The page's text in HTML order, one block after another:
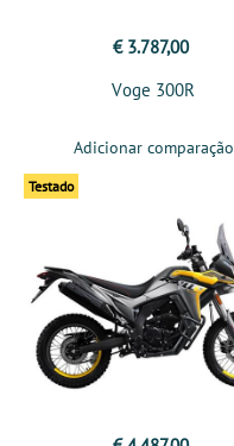
€ 3.787,00
Voge 300R
Adicionar comparação
Testado